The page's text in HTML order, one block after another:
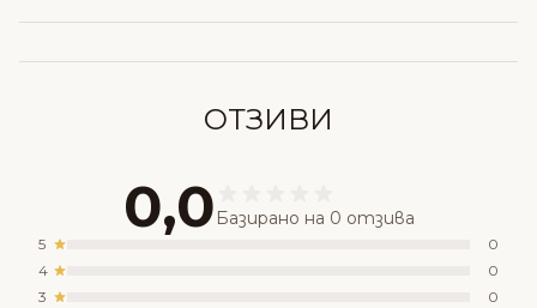
ОТЗИВИ
0,0 Базирано на 0 отзива
5
0
4
0
3
0